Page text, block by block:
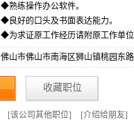
◆熟练操作办公软件。
◆良好的口头及书面表达能力。
◆为求证原工作经历请附原工作单位
佛山市佛山市南海区狮山镇桃园东
收藏职位
[该公司其他职位] [介绍给朋友]